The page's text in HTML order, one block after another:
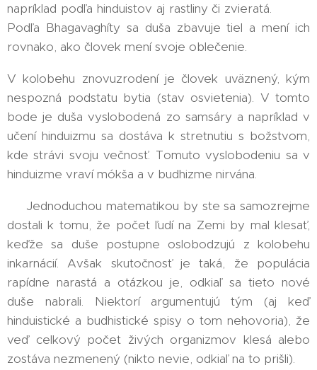
napríklad podľa hinduistov aj rastliny či zvieratá. ☘️ 🦙
Podľa Bhagavaghíty sa duša zbavuje tiel a mení ich
rovnako, ako človek mení svoje oblečenie.
V kolobehu znovuzrodení je človek uväznený, kým
nespozná podstatu bytia (stav osvietenia). V tomto
bode je duša vyslobodená zo samsáry a napríklad v
učení hinduizmu sa dostáva k stretnutiu s božstvom,
kde strávi svoju večnosť. Tomuto vyslobodeniu sa v
hinduizme vraví mókša a v budhizme nirvána.
🧮 Jednoduchou matematikou by ste sa samozrejme
dostali k tomu, že počet ľudí na Zemi by mal klesať,
keďže sa duše postupne oslobodzujú z kolobehu
inkarnácií. Avšak skutočnosť je taká, že populácia
rapídne narastá a otázkou je, odkiaľ sa tieto nové
duše nabrali. Niektorí argumentujú tým (aj keď
hinduistické a budhistické spisy o tom nehovoria), že
veď celkový počet živých organizmov klesá alebo
zostáva nezmenený (nikto nevie, odkiaľ na to prišli).